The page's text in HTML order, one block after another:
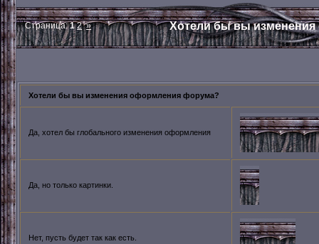
Хотели бы вы
Страница:1 2 »
Хотели бы вы изменения оформления форума?
Да, хотел бы глобального изменения оформления
Да, но только картинки.
Нет, пусть будет так как есть.